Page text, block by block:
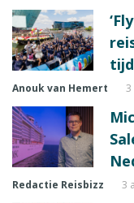
Anouk van Hemert 3
Redactie Reisbizz 3